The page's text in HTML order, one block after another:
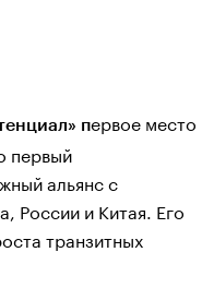
первое место
первый
альянс с
России и Китая. Его
транзитных